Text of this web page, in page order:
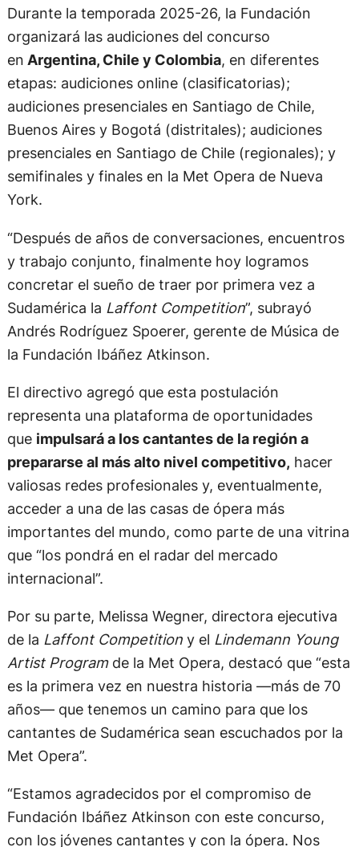
Durante la temporada 2025-26, la Fundación
organizará las audiciones del concurso
en Argentina, Chile y Colombia, en diferentes
etapas: audiciones online (clasificatorias);
audiciones presenciales en Santiago de Chile,
Buenos Aires y Bogotá (distritales); audiciones
presenciales en Santiago de Chile (regionales); y
semifinales y finales en la Met Opera de Nueva
York.
“Después de años de conversaciones, encuentros
y trabajo conjunto, finalmente hoy logramos
concretar el sueño de traer por primera vez a
Sudamérica la Laffont Competition”, subrayó
Andrés Rodríguez Spoerer, gerente de Música de
la Fundación Ibáñez Atkinson.
El directivo agregó que esta postulación
representa una plataforma de oportunidades
que impulsará a los cantantes de la región a
prepararse al más alto nivel competitivo, hacer
valiosas redes profesionales y, eventualmente,
acceder a una de las casas de ópera más
importantes del mundo, como parte de una vitrina
que “los pondrá en el radar del mercado
internacional”.
Por su parte, Melissa Wegner, directora ejecutiva
de la Laffont Competition y el Lindemann Young
Artist Programde la Met Opera, destacó que “esta
es la primera vez en nuestra historia —más de 70
años— que tenemos un camino para que los
cantantes de Sudamérica sean escuchados por la
Met Opera”.
“Estamos agradecidos por el compromiso de
Fundación Ibáñez Atkinson con este concurso,
con los jóvenes cantantes y con la ópera. Nos